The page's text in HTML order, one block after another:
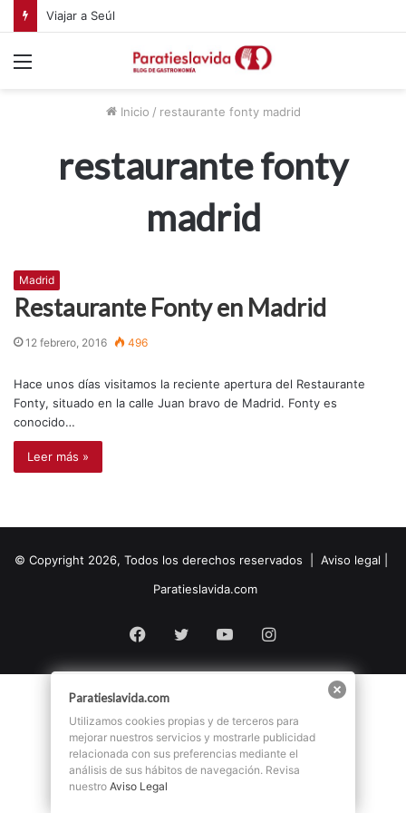
Viajar a Seúl
Inicio / restaurante fonty madrid
restaurante fonty
madrid
Madrid
Restaurante Fonty en Madrid
12 febrero, 2016 496
Hace unos días visitamos la reciente apertura del Restaurante
Fonty, situado en la calle Juan bravo de Madrid. Fonty es
conocido…
Leer más »
© Copyright 2026, Todos los derechos reservados | Aviso legal
Paratieslavida.com
Facebook
Twitter YouTubeInstagram
Paratieslavida.com
Utilizamos cookies propias y de terceros para
mejorar nuestros servicios y mostrarle publicidad
relacionada con sus preferencias mediante el
análisis de sus hábitos de navegación. Revisa
nuestro Aviso Legal